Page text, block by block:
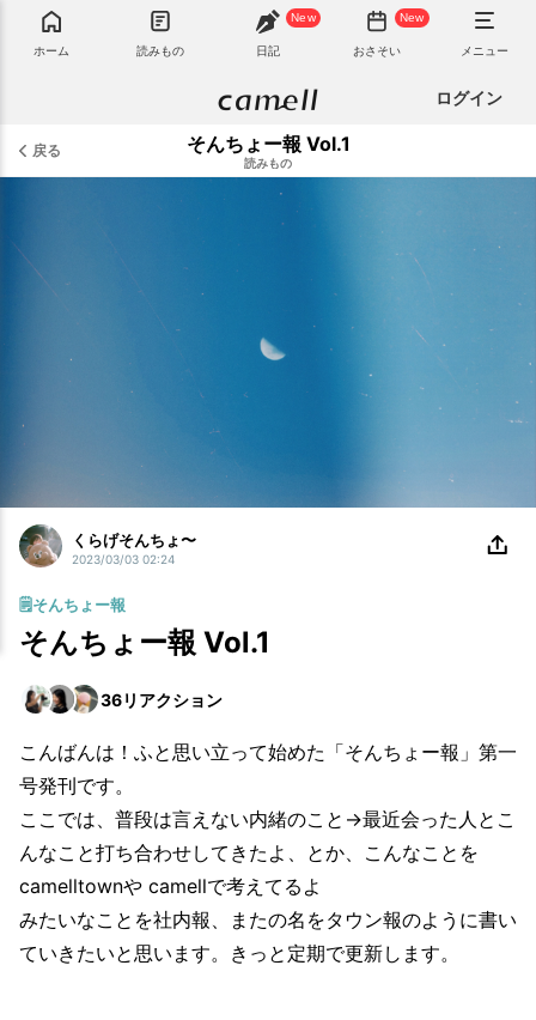
ホーム 読みもの
New
日記
New
おさそい メニュー
ログイン
戻る そんちょー報 Vol.1
読みもの
くらげそんちょ〜
2023/03/03 02:24
🗒️そんちょー報
そんちょー報 Vol.1
36リアクション
こんばんは！ふと思い立って始めた「そんちょー報」第一
号発刊です。
ここでは、普段は言えない内緒のこと→最近会った人とこ
んなこと打ち合わせしてきたよ、とか、こんなことを
camelltownや camellで考えてるよ
みたいなことを社内報、またの名をタウン報のように書い
ていきたいと思います。きっと定期で更新します。